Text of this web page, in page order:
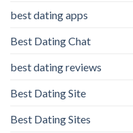
best dating apps
Best Dating Chat
best dating reviews
Best Dating Site
Best Dating Sites